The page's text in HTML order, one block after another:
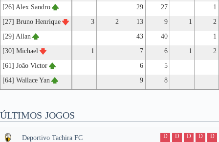
[26] Alex Sandro
29 27
1
[27] Bruno Henrique
3 2 13 9 1
2
[29] Allan
43 40
1
[30] Michael
1 7 6 1
2
[61] João Victor
6
5
[64] Wallace Yan
9 8
ÚLTIMOS JOGOS
Deportivo Tachira FC D D D D D